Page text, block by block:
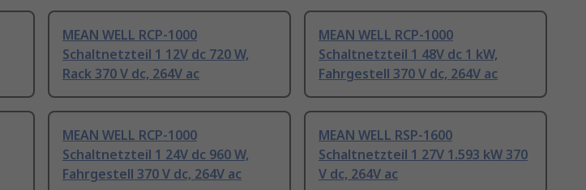
MEAN WELL RCP-1000
Schaltnetzteil 1 12V dc 720 W,
Rack 370 V dc, 264V ac
MEAN WELL RCP-1000
Schaltnetzteil 1 48V dc 1 kW,
Fahrgestell 370 V dc, 264V ac
MEAN WELL RCP-1000
Schaltnetzteil 1 24V dc 960 W,
Fahrgestell 370 V dc, 264V ac
MEAN WELL RSP-1600
Schaltnetzteil 1 27V 1.593 kW 370
V dc, 264V ac